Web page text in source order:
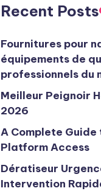
Recent Posts
Fournitures pour
équipements de
professionnels du
Meilleur Peignoir
2026
A Complete Guide
Platform Access
Dératiseur
Intervention